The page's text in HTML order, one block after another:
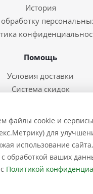
История
обработку
Помощь
Условия доставки
Система скидок
Восстановление пароля
заказы
Контакты
файлы cookie и
для
использование
с обработкой ваших
Политикой